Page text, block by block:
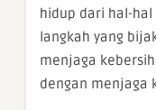
hidup dari hal-hal
langkah yang
menjaga
dengan menjaga